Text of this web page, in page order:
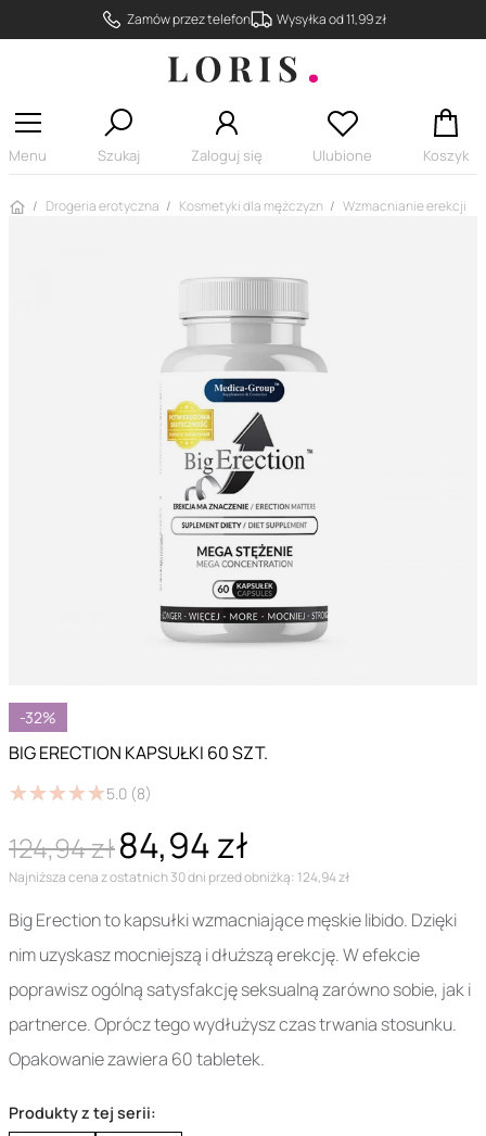
Zamów przez telefon Wysyłka od 11,99 zł
Menu Szukaj Zaloguj się Ulubione Koszyk
Strona główna
Drogeria erotyczna Kosmetyki dla mężczyzn Wzmacnianie erekcji
-32%
BIG ERECTION KAPSUŁKI 60 SZT.
★★★★★
★★★★★5.0 (8)
124,94 zł84,94 zł
Najniższa cena z ostatnich 30 dni przed obniżką: 124,94 zł
Big Erection to kapsułki wzmacniające męskie libido. Dzięki
nim uzyskasz mocniejszą i dłuższą erekcję. W efekcie
poprawisz ogólną satysfakcję seksualną zarówno sobie, jak i
partnerce. Oprócz tego wydłużysz czas trwania stosunku.
Opakowanie zawiera 60 tabletek.
Produkty z tej serii: